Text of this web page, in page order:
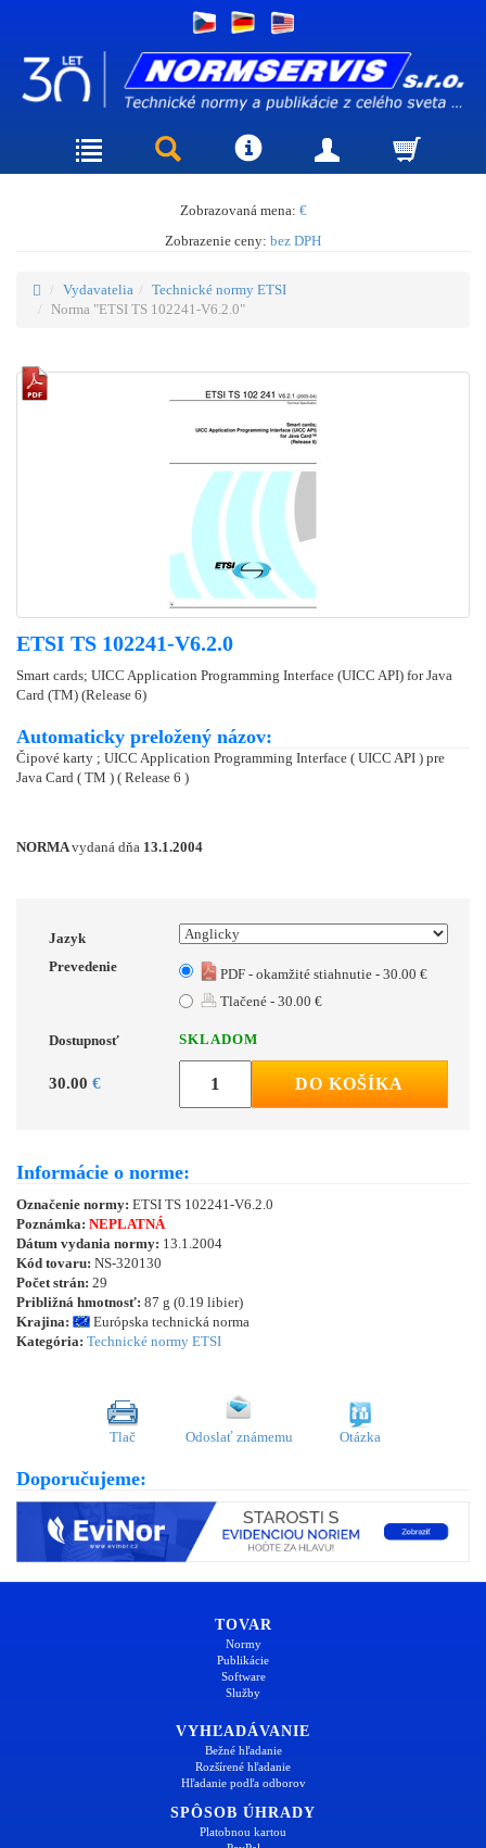
Zobrazovaná mena: €
Zobrazenie ceny: bez DPH
Vydavatelia
Technické normy ETSI
Norma "ETSI TS 102241-V6.2.0"
ETSI TS 102241-V6.2.0
Smart cards; UICC Application Programming Interface (UICC API) for Java
Card (TM) (Release 6)
Automaticky preložený názov:
Čipové karty ; UICC Application Programming Interface ( UICC API ) pre
Java Card ( TM ) ( Release 6 )
NORMAvydaná dňa 13.1.2004
Jazyk
Prevedenie
PDF - okamžité stiahnutie - 30.00 €
Tlačené - 30.00 €
Dostupnosť SKLADOM
30.00 € DO KOŠÍKA
Informácie o norme:
Označenie normy: ETSI TS 102241-V6.2.0
Poznámka: NEPLATNÁ
Dátum vydania normy: 13.1.2004
Kód tovaru: NS-320130
Počet strán: 29
Približná hmotnosť: 87 g (0.19 libier)
Krajina:
Európska technická norma
Kategória: Technické normy ETSI
Tlač Odoslať známemu Otázka
Doporučujeme:
TOVAR
Normy
Publikácie
Software
Služby
VYHĽADÁVANIE
Bežné hľadanie
Rozšírené hľadanie
Hľadanie podľa odborov
SPÔSOB ÚHRADY
Platobnou kartou